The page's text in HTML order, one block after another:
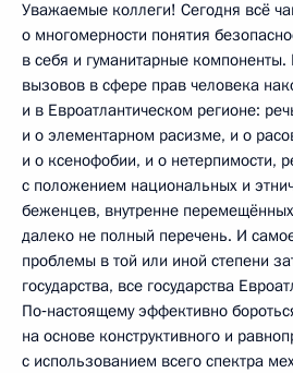
Уважаемые коллеги! Сегодня всё
о многомерности понятия
в себя и гуманитарные
вызовов в сфере прав человека
и в Евроатлантическом регионе:
и о элементарном расизме, и о
и о ксенофобии, и о нетерпимости,
с положением национальных и
беженцев, внутренне
далеко не полный перечень. И
проблемы в той или иной степени
государства, все государства
По‑настоящему эффективно
на основе конструктивного и
с использованием всего спектра